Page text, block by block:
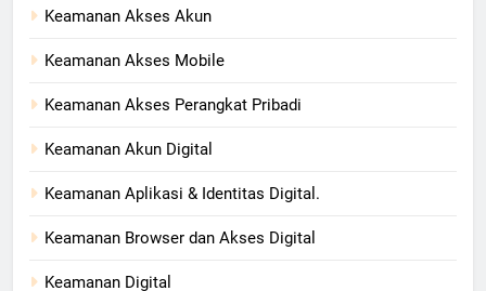
Keamanan Akses Akun
Keamanan Akses Mobile
Keamanan Akses Perangkat Pribadi
Keamanan Akun Digital
Keamanan Aplikasi & Identitas Digital.
Keamanan Browser dan Akses Digital
Keamanan Digital